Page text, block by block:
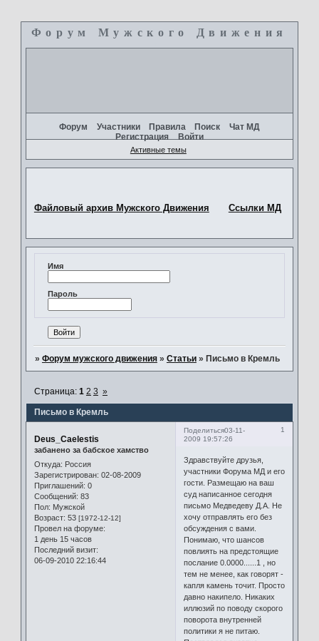
Форум Мужского Движения
Форум Участники Правила Поиск
Чат МД
Регистрация
Войти
Активные темы
Файловый архив Мужского Движения Ссылки МД
Имя
Пароль
» Форум мужского движения » Статьи » Письмо в Кремль
Письмо в Кремль
Страница: 1 2 3 »
Поделиться 1
03-11-
2009 19:57:26
Deus_Caelestis
забанено за бабское хамство
Откуда: Россия
Зарегистрирован: 02-08-2009
Приглашений: 0
Сообщений: 83
Пол: Мужской
Возраст: 53 [1972-12-12]
Провел на форуме:
1 день 15 часов
Последний визит:
06-09-2010 22:16:44
Здравствуйте друзья,
участники Форума МД и его
гости. Размещаю на ваш
суд написанное сегодня
письмо Медведеву Д.А. Не
хочу отправлять его без
обсуждения с вами.
Понимаю, что шансов
повлиять на предстоящие
послание 0.0000......1 , но
тем не менее, как говорят -
капля камень точит. Просто
давно накипело. Никаких
иллюзий по поводу скорого
поворота внутренней
политики я не питаю.